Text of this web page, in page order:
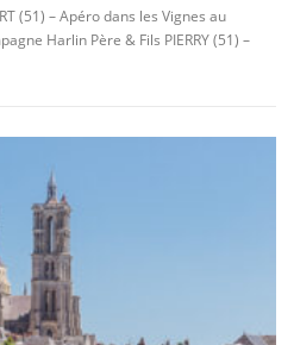
(51) – Apéro dans les Vignes au
Harlin Père & Fils PIERRY (51) –